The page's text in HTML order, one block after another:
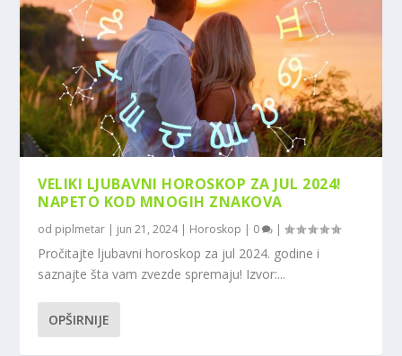
VELIKI LJUBAVNI HOROSKOP ZA JUL 2024!
NAPETO KOD MNOGIH ZNAKOVA
od piplmetar | jun 21, 2024| Horoskop | 0 |
Pročitajte ljubavni horoskop za jul 2024. godine i
saznajte šta vam zvezde spremaju! Izvor:...
OPŠIRNIJE